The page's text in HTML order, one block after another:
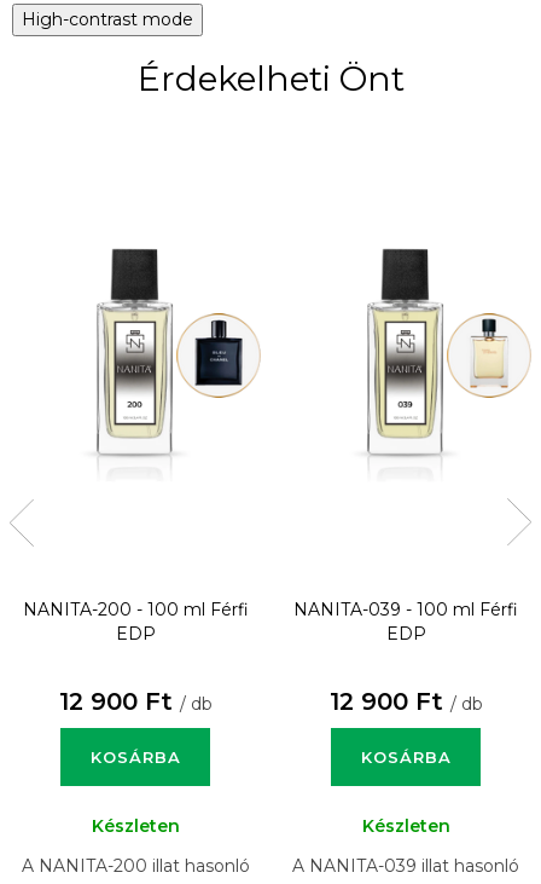
High-contrast mode
Érdekelheti Önt
NANITA-200 - 100 ml
Férfi
EDP
12 900 Ft / db
KOSÁRBA
Készleten
A NANITA-200 illat hasonló
NANITA-039 - 100 ml
Férfi
EDP
12 900 Ft / db
KOSÁRBA
Készleten
A NANITA-039 illat hasonló